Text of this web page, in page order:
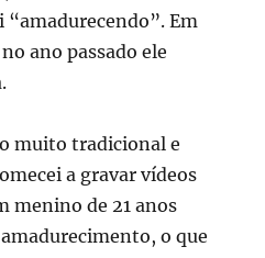
Em
ano passado ele
muito tradicional e
a gravar vídeos
menino de 21 anos
o que